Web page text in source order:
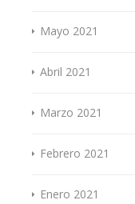
Mayo 2021
Abril 2021
Marzo 2021
Febrero 2021
Enero 2021